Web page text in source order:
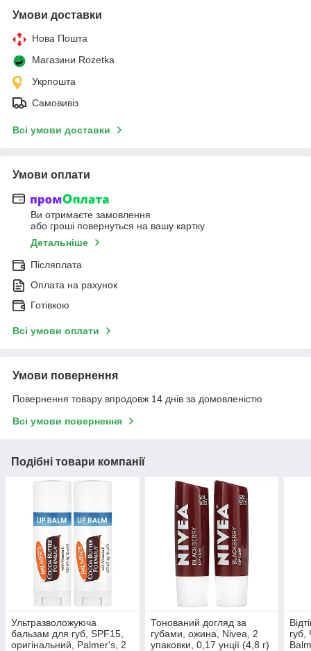
Умови доставки
Нова Пошта
Магазини Rozetka
Укрпошта
Самовивіз
Всі умови доставки
Умови оплати
Ви отримаєте замовлення
або гроші повернуться на вашу картку
Детальніше
Післяплата
Оплата на рахунок
Готівкою
Всі умови оплати
Умови повернення
Повернення товару впродовж 14 днів за домовленістю
Всі умови повернення
Подібні товари компанії
Ультразволожуюча
бальзам для губ, SPF15,
оригінальний, Palmer's, 2
Тонований догляд за
губами, ожина, Nivea, 2
упаковки, 0,17 унції (4,8 г)